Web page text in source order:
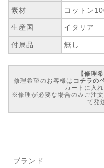
素材 コットン
生産国 イタリア
付属品 無し
【修理
修理希望のお客様は コチラの
カートに入
※修理が必要な場合のみご注
て発
ブランド